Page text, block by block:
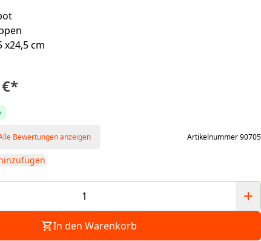
x24,5 cm
*
Bewertungen anzeigen Artikelnummer 90705
In den Warenkorb